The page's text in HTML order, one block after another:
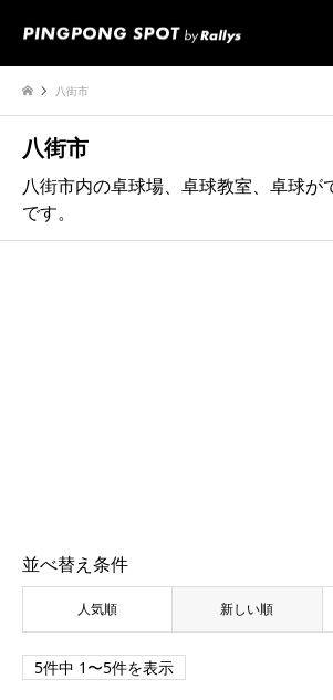
八街市
八街市
八街市内の卓球場、卓球教室、卓球が
です。
並べ替え条件
人気順 新しい順
5件中 1〜5件を表示